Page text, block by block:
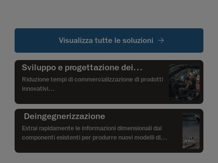
Visualizza tutte le soluzioni
Sviluppo e progettazione dei
prodotti
Riduzione tempi di commercializzazione di prodotti
innovativi
Deingegnerizzazione
Estrai rapidamente le informazioni dimensionali dai
componenti esistenti per produrre nuovi modelli di